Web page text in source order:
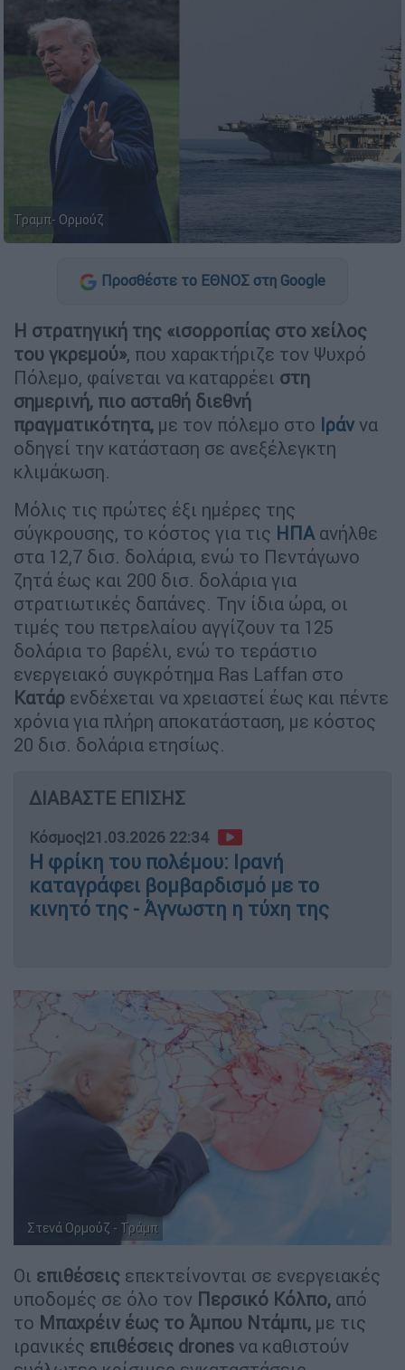
Τραμπ- Ορμούζ
Προσθέστε το ΕΘΝΟΣ στη Google
Η στρατηγική της «ισορροπίας στο χείλος
του γκρεμού», που χαρακτήριζε τον Ψυχρό
Πόλεμο, φαίνεται να καταρρέει στη
σημερινή, πιο ασταθή διεθνή
πραγματικότητα, με τον πόλεμο στο Ιράν να
οδηγεί την κατάσταση σε ανεξέλεγκτη
κλιμάκωση.
Μόλις τις πρώτες έξι ημέρες της
σύγκρουσης, το κόστος για τις ΗΠΑ ανήλθε
στα 12,7 δισ. δολάρια, ενώ το Πεντάγωνο
ζητά έως και 200 δισ. δολάρια για
στρατιωτικές δαπάνες. Την ίδια ώρα, οι
τιμές του πετρελαίου αγγίζουν τα 125
δολάρια το βαρέλι, ενώ το τεράστιο
ενεργειακό συγκρότημα Ras Laffan στο
Κατάρ ενδέχεται να χρειαστεί έως και πέντε
χρόνια για πλήρη αποκατάσταση, με κόστος
20 δισ. δολάρια ετησίως.
ΔΙΑΒΑΣΤΕ ΕΠΙΣΗΣ
Κόσμος|21.03.2026 22:34
Η φρίκη του πολέμου: Ιρανή
καταγράφει βομβαρδισμό με το
κινητό της - Άγνωστη η τύχη της
Στενά Ορμούζ - Τράμπ
Οι επιθέσεις επεκτείνονται σε ενεργειακές
υποδομές σε όλο τον Περσικό Κόλπο, από
το Μπαχρέιν έως το Άμπου Ντάμπι, με τις
ιρανικές επιθέσεις drones να καθιστούν